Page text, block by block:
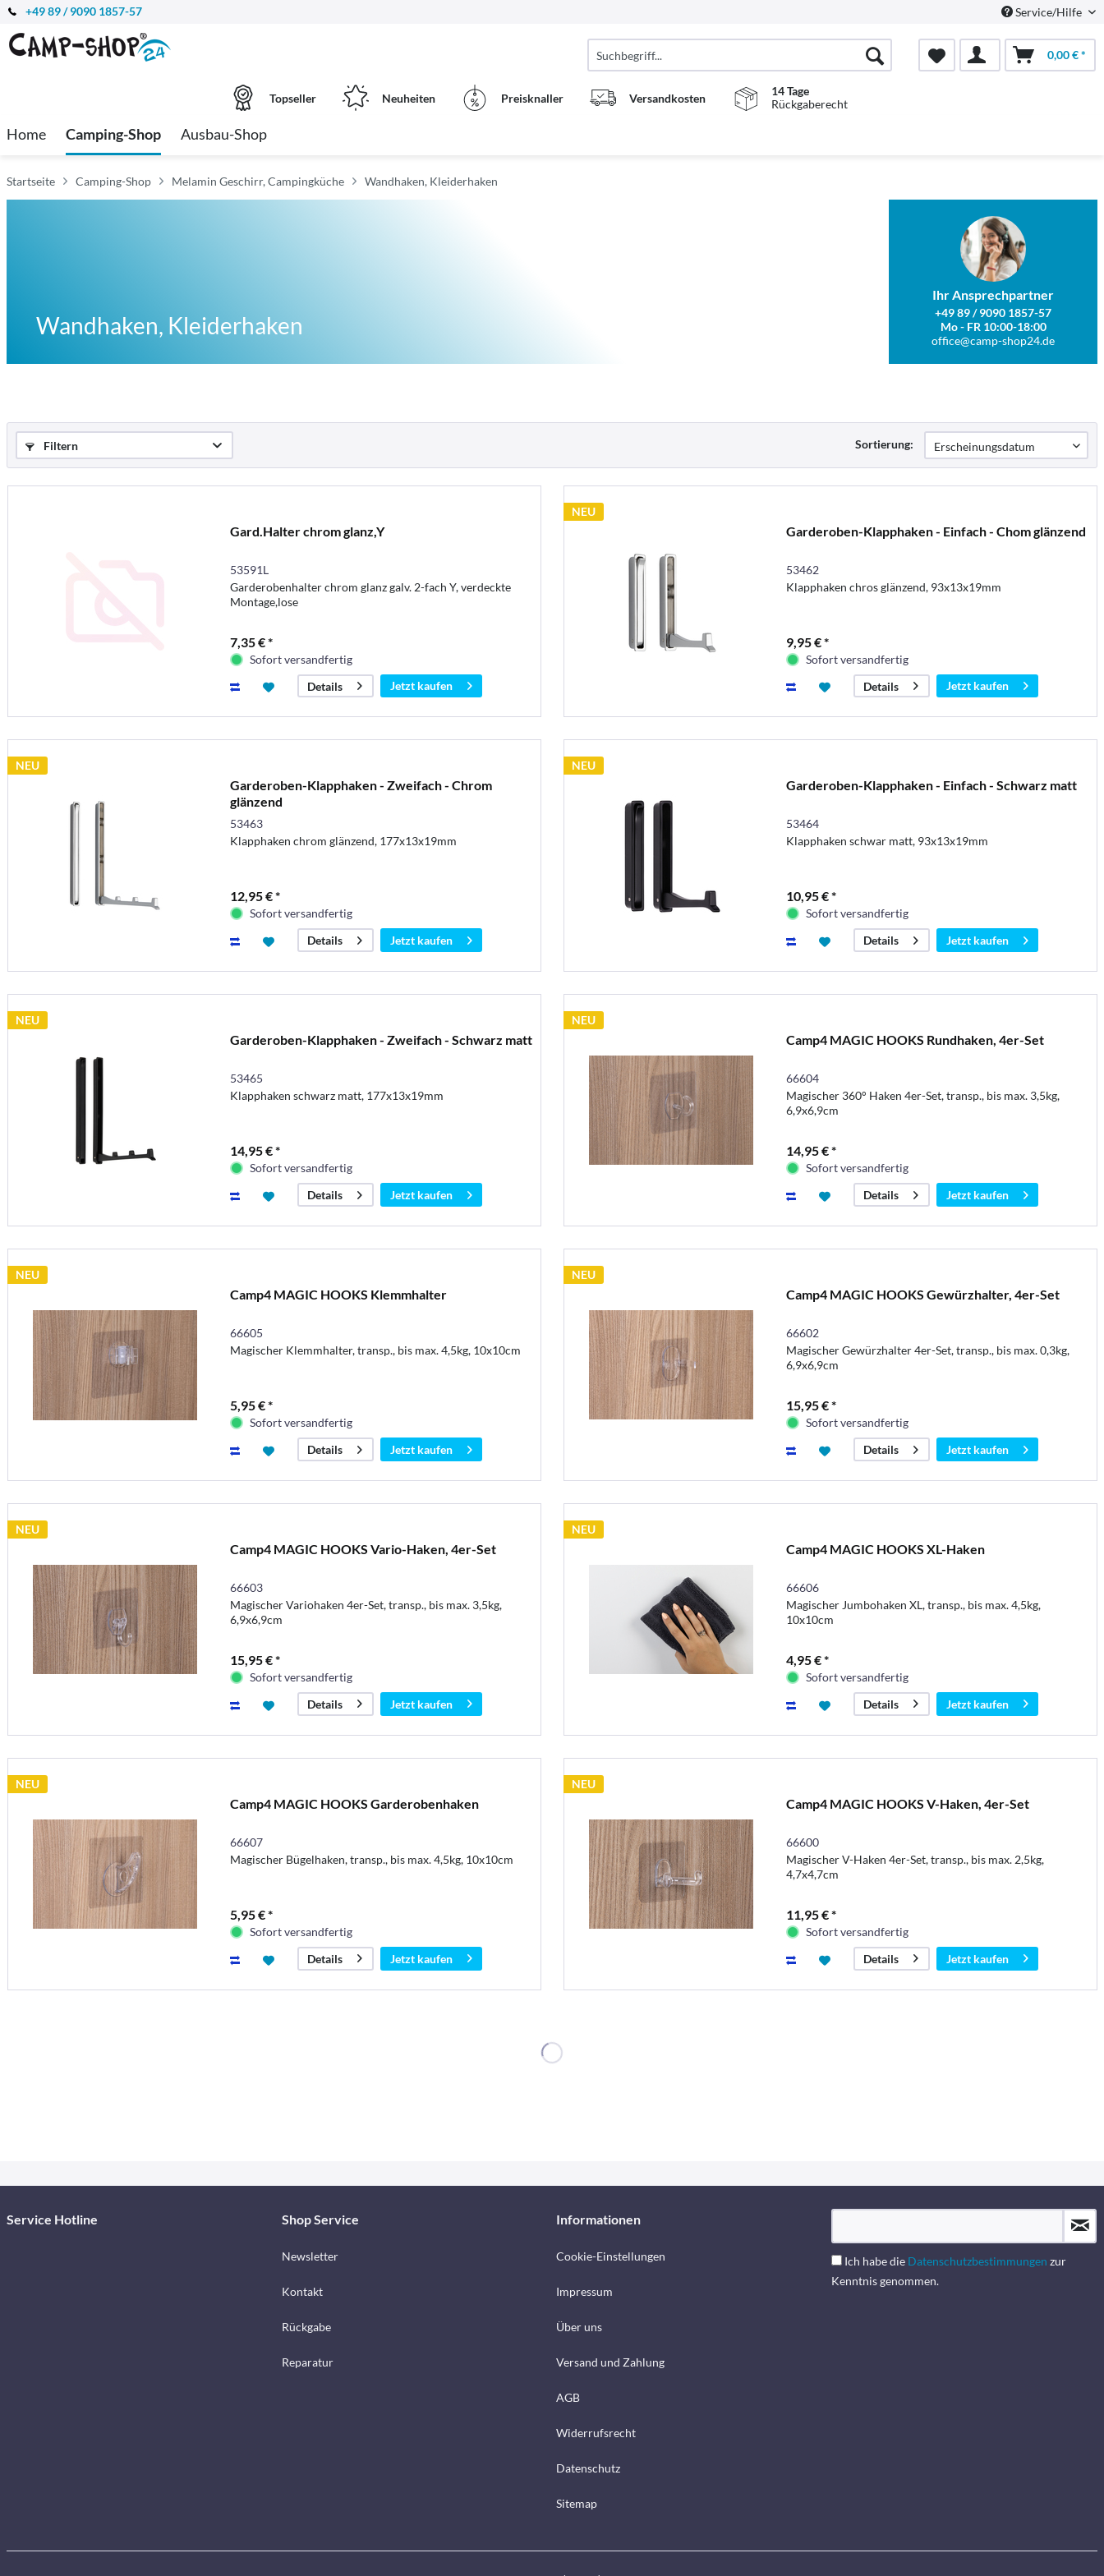
+49 89 / 9090 1857-57 Service/Hilfe
0,00 € *
Topseller Neuheiten Preisknaller Versandkosten
14 Tage
Rückgaberecht
Home Camping-Shop Ausbau-Shop
Startseite Camping-Shop Melamin Geschirr, Campingküche Wandhaken, Kleiderhaken
Wandhaken, Kleiderhaken
Ihr Ansprechpartner
+49 89 / 9090 1857-57
Mo - FR 10:00-18:00
office@camp-shop24.de
Filtern Sortierung:
Gard.Halter chrom glanz,Y
53591L
Garderobenhalter chrom glanz galv. 2-fach Y, verdeckte
Montage,lose
7,35 € *
Sofort versandfertig
Details
Jetzt kaufen
NEU
Garderoben-Klapphaken - Einfach - Chom glänzend
53462
Klapphaken chros glänzend, 93x13x19mm
9,95 € *
Sofort versandfertig
Details
Jetzt kaufen
NEU
Garderoben-Klapphaken - Zweifach - Chrom
glänzend
53463
Klapphaken chrom glänzend, 177x13x19mm
12,95 € *
Sofort versandfertig
Details
Jetzt kaufen
NEU
Garderoben-Klapphaken - Einfach - Schwarz matt
53464
Klapphaken schwar matt, 93x13x19mm
10,95 € *
Sofort versandfertig
Details
Jetzt kaufen
NEU
Garderoben-Klapphaken - Zweifach - Schwarz matt
53465
Klapphaken schwarz matt, 177x13x19mm
14,95 € *
Sofort versandfertig
Details
Jetzt kaufen
NEU
Camp4 MAGIC HOOKS Rundhaken, 4er-Set
66604
Magischer 360° Haken 4er-Set, transp., bis max. 3,5kg,
6,9x6,9cm
14,95 € *
Sofort versandfertig
Details
Jetzt kaufen
NEU
Camp4 MAGIC HOOKS Klemmhalter
66605
Magischer Klemmhalter, transp., bis max. 4,5kg, 10x10cm
5,95 € *
Sofort versandfertig
Details
Jetzt kaufen
NEU
Camp4 MAGIC HOOKS Gewürzhalter, 4er-Set
66602
Magischer Gewürzhalter 4er-Set, transp., bis max. 0,3kg,
6,9x6,9cm
15,95 € *
Sofort versandfertig
Details
Jetzt kaufen
NEU
Camp4 MAGIC HOOKS Vario-Haken, 4er-Set
66603
Magischer Variohaken 4er-Set, transp., bis max. 3,5kg,
6,9x6,9cm
15,95 € *
Sofort versandfertig
Details
Jetzt kaufen
NEU
Camp4 MAGIC HOOKS XL-Haken
66606
Magischer Jumbohaken XL, transp., bis max. 4,5kg,
10x10cm
4,95 € *
Sofort versandfertig
Details
Jetzt kaufen
NEU
Camp4 MAGIC HOOKS Garderobenhaken
66607
Magischer Bügelhaken, transp., bis max. 4,5kg, 10x10cm
5,95 € *
Sofort versandfertig
Details
Jetzt kaufen
NEU
Camp4 MAGIC HOOKS V-Haken, 4er-Set
66600
Magischer V-Haken 4er-Set, transp., bis max. 2,5kg,
4,7x4,7cm
11,95 € *
Sofort versandfertig
Details
Jetzt kaufen
Service Hotline Shop Service
Newsletter
Kontakt
Rückgabe
Reparatur
Informationen
Cookie-Einstellungen
Impressum
Über uns
Versand und Zahlung
AGB
Widerrufsrecht
Datenschutz
Sitemap
Ich habe die Datenschutzbestimmungen zur
Kenntnis genommen.